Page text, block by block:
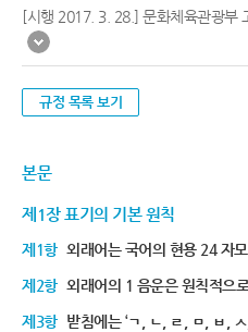
[시행 2017. 3. 28.] 문화체육관광
규정 목록 보기
본문
제1장 표기의 기본 원칙
제1항 외래어는 국어의 현용 24 자
제2항 외래어의 1 음운은 원칙적으
제3항 받침에는 ‘ㄱ, ㄴ, ㄹ, ㅁ, ㅂ, ㅅ